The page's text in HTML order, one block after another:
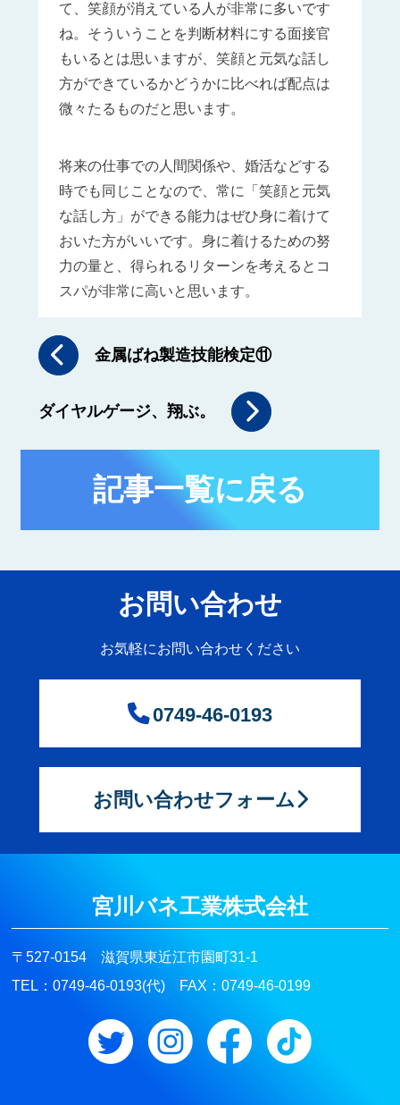
て、笑顔が消えている人が非常に多いです
ね。そういうことを判断材料にする面接官
もいるとは思いますが、笑顔と元気な話し
方ができているかどうかに比べれば配点は
微々たるものだと思います。
将来の仕事での人間関係や、婚活などする
時でも同じことなので、常に「笑顔と元気
な話し方」ができる能力はぜひ身に着けて
おいた方がいいです。身に着けるための努
力の量と、得られるリターンを考えるとコ
スパが非常に高いと思います。
金属ばね製造技能検定⑪
ダイヤルゲージ、翔ぶ。
記事一覧に戻る
お問い合わせ
お気軽にお問い合わせください
0749-46-0193
お問い合わせフォーム
宮川バネ工業株式会社
〒527-0154 滋賀県東近江市園町31-1
TEL：0749-46-0193(代) FAX：0749-46-0199